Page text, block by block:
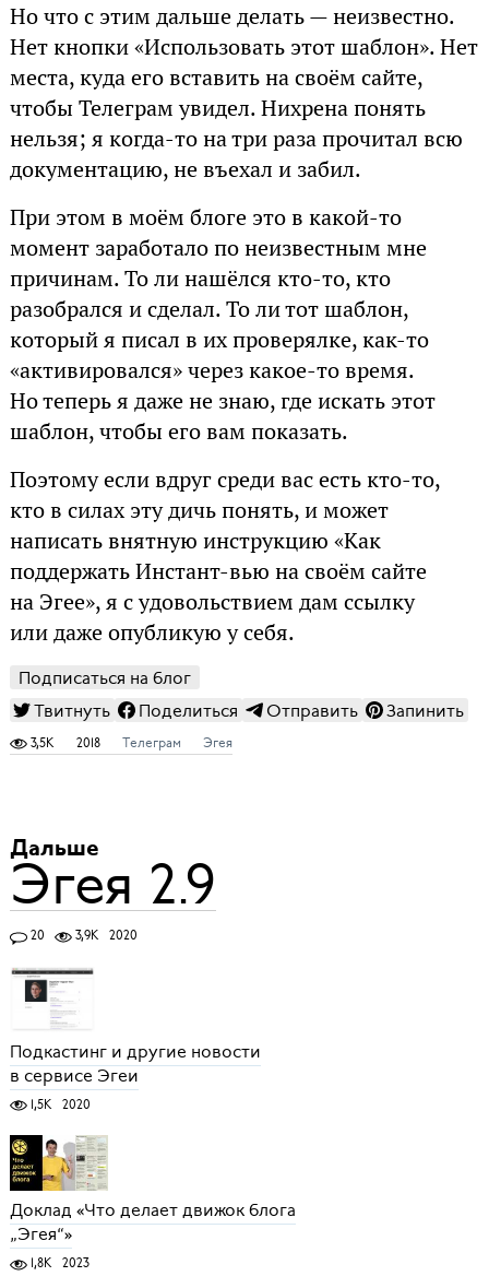
Но что с этим дальше делать — неизвестно.
Нет кнопки «Использовать этот шаблон». Нет
места, куда его вставить на своём сайте,
чтобы Телеграм увидел. Нихрена понять
нельзя; я когда-то на три раза прочитал всю
документацию, не въехал и забил.
При этом в моём блоге это в какой-то
момент заработало по неизвестным мне
причинам. То ли нашёлся кто-то, кто
разобрался и сделал. То ли тот шаблон,
который я писал в их проверялке, как-то
«активировался» через какое-то время.
Но теперь я даже не знаю, где искать этот
шаблон, чтобы его вам показать.
Поэтому если вдруг среди вас есть кто-то,
кто в силах эту дичь понять, и может
написать внятную инструкцию «Как
поддержать Инстант-вью на своём сайте
на Эгее», я с удовольствием дам ссылку
или даже опубликую у себя.
Подписаться на блог
Твитнуть
Поделиться Отправить Запинить
3,5K 2018 Телеграм Эгея
Дальше
Эгея 2.9
20 3,9K 2020
Подкастинг и другие новости
в сервисе Эгеи
1,5K 2020
Доклад «Что делает движок блога
„Эгея“»
1,8K 2023